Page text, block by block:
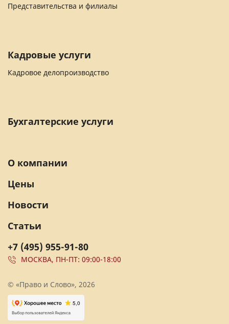
Представительства и филиалы
Кадровые услуги
Кадровое делопроизводство
Бухгалтерские услуги
+7 (495) 955-91-80
МОСКВА, ПН-ПТ: 09:00-18:00
О компании
Цены
Новости
Статьи
© «Право и Слово», 2026